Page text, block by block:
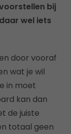
bij
wel iets
door vooraf
wat je wil
in moet
kan dan
de juiste
totaal geen